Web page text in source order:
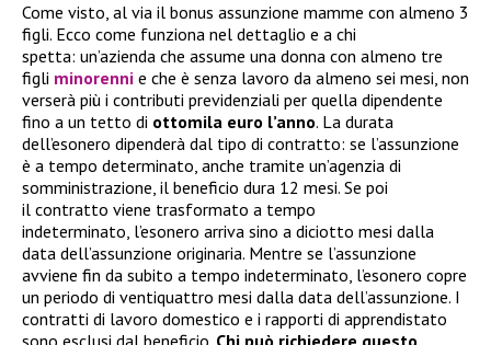
Come visto, al via il bonus assunzione mamme con almeno 3
figli. Ecco come funziona nel dettaglio e a chi
spetta: un’azienda che assume una donna con almeno tre
figli minorenni e che è senza lavoro da almeno sei mesi, non
verserà più i contributi previdenziali per quella dipendente
fino a un tetto di ottomila euro l’anno. La durata
dell’esonero dipenderà dal tipo di contratto: se l’assunzione
è a tempo determinato, anche tramite un’agenzia di
somministrazione, il beneficio dura 12 mesi. Se poi
il contratto viene trasformato a tempo
indeterminato, l’esonero arriva sino a diciotto mesi dalla
data dell’assunzione originaria. Mentre se l’assunzione
avviene fin da subito a tempo indeterminato, l’esonero copre
un periodo di ventiquattro mesi dalla data dell’assunzione. I
contratti di lavoro domestico e i rapporti di apprendistato